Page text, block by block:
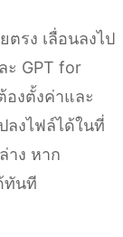
รง เลื่อนลงไป
ะ GPT for
องตั้งค่าและ
ลงไฟล์ได้ในที่
าง หาก
ทันที